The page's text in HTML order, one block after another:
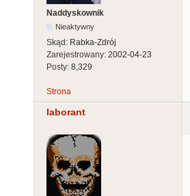
Naddyskownik
Nieaktywny
Skąd: Rabka-Zdrój
Zarejestrowany: 2002-04-23
Posty: 8,329
Strona
laborant